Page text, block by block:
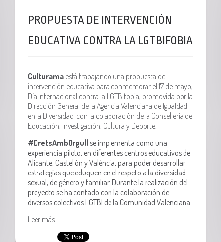
PROPUESTA DE INTERVENCIÓN
EDUCATIVA CONTRA LA LGTBIFOBIA
Culturama está trabajando una propuesta de
intervención educativa para conmemorar el 17 de mayo,
Día Internacional contra la LGTBIfobia, promovida por la
Dirección General de la Agencia Valenciana de Igualdad
en la Diversidad, con la colaboración de la Consellería de
Educación, Investigación, Cultura y Deporte.
#DretsAmbOrgullse implementa como una
experiencia piloto, en diferentes centros educativos de
Alicante, Castellón y València, para poder desarrollar
estrategias que eduquen en el respeto a la diversidad
sexual, de género y familiar. Durante la realización del
proyecto se ha contado con la colaboración de
diversos colectivos LGTBI de la Comunidad Valenciana.
Leer más